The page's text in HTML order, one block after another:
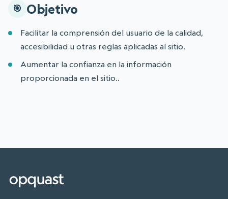
Objetivo
Facilitar la comprensión del usuario de la calidad,
accesibilidad u otras reglas aplicadas al sitio.
Aumentar la confianza en la información
proporcionada en el sitio..